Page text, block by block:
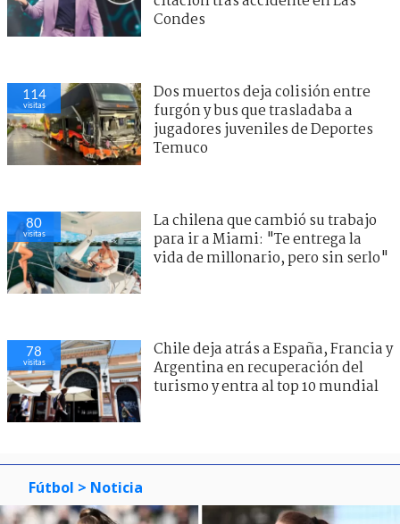
Condes
114
visitas
Dos muertos deja colisión entre
furgón y bus que trasladaba a
jugadores juveniles de Deportes
Temuco
80
visitas
La chilena que cambió su trabajo
para ir a Miami: "Te entrega la
vida de millonario, pero sin serlo"
78
visitas
Chile deja atrás a España, Francia y
Argentina en recuperación del
turismo y entra al top 10 mundial
Fútbol > Noticia